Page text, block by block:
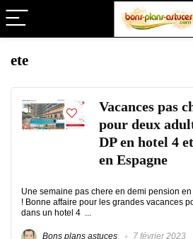
ete
Vacances pas
pour deux
DP en hotel 4
en Espagne
Une semaine pas chere en demi pension
! Bonne affaire pour les grandes vacances
dans un hotel 4 ...
Bons plans astuces 7 février 2023